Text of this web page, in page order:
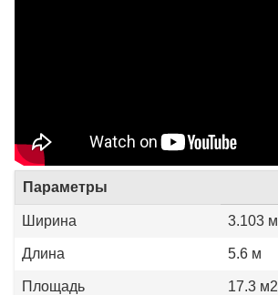
Параметры
Ширина 3.103 м
Длина 5.6 м
Площадь 17.3 м2